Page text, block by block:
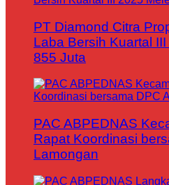
PT Diamond Citra
Laba Bersih Kuartal
855 Juta
PAC ABPEDNAS
Rapat Koordinasi
Lamongan